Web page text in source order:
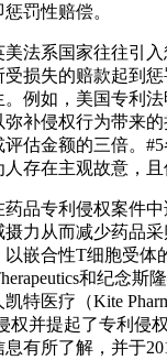
罚性赔偿。
法系国家往往引
损失的赔款起到
例如，美国专利
补侵权行为带来
估金额的三倍。
存在主观故意，且
品专利侵权案件
力从而减少药品
嵌合性T细胞受体
和纪念斯
特医疗（Kite
权并提起了专利侵
有所了解，并于